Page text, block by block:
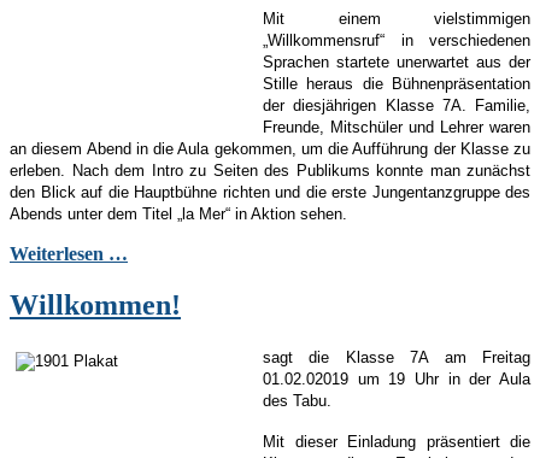
Mit einem vielstimmigen
„Willkommensruf“ in verschiedenen
Sprachen startete unerwartet aus der
Stille heraus die Bühnenpräsentation
der diesjährigen Klasse 7A. Familie,
Freunde, Mitschüler und Lehrer waren
an diesem Abend in die Aula gekommen, um die Aufführung der Klasse zu
erleben. Nach dem Intro zu Seiten des Publikums konnte man zunächst
den Blick auf die Hauptbühne richten und die erste Jungentanzgruppe des
Abends unter dem Titel „la Mer“ in Aktion sehen.
Weiterlesen …
Willkommen!
sagt die Klasse 7A am Freitag
01.02.02019 um 19 Uhr in der Aula
des Tabu.
Mit dieser Einladung präsentiert die